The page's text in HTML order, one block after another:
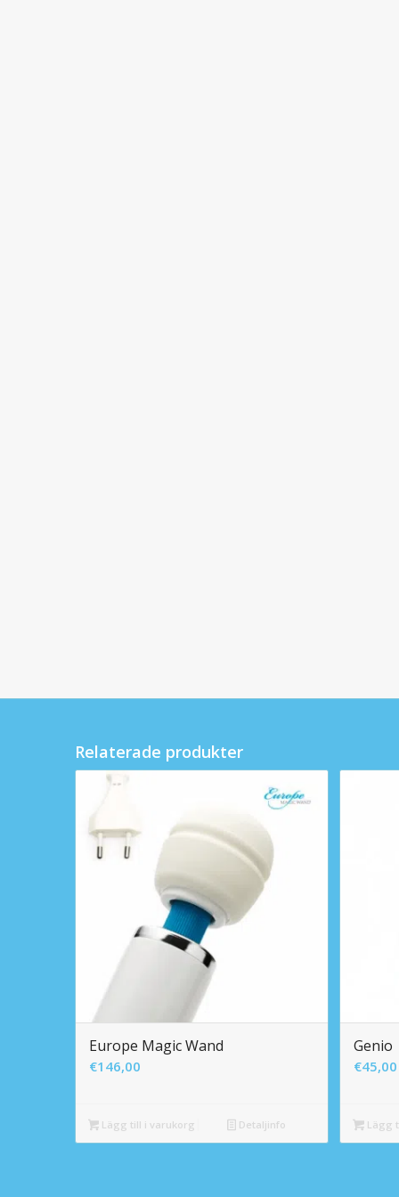
Relaterade produkter
Europe Magic Wand
€146,00
Lägg till i varukorg Detaljinfo
Genio
€45,00
Lägg